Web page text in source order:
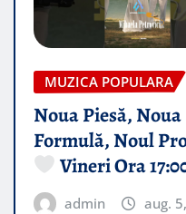
MUZICA POPULARA
Noua Piesă, Noua
Formulă, Noul
Vineri Ora
admin aug.